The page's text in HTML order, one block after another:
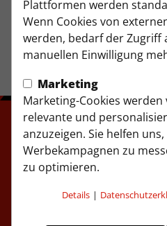
Plattformen werden
Wenn Cookies von
werden, bedarf der Zugriff
manuellen Einwilligung
Marketing
Marketing-Cookies
relevante und
anzuzeigen. Sie helfen
Werbekampagnen zu
zu optimieren.
Details |